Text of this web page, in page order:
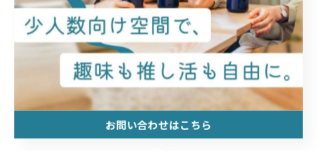
るからです。具体的には、プロジェクターや音響機器、
テーブル・椅子のレンタルで会場準備が円滑になりま
す。事前に「必要商品リストの作成」「利用方法の確
認」「当日のサポート体制」を整えることが成功のポイ
ントです。
お問い合わせはこちら